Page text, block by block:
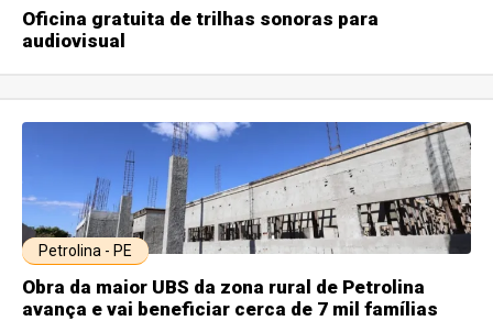
Oficina gratuita de trilhas sonoras para
audiovisual
Petrolina - PE
Obra da maior UBS da zona rural de Petrolina
avança e vai beneficiar cerca de 7 mil famílias